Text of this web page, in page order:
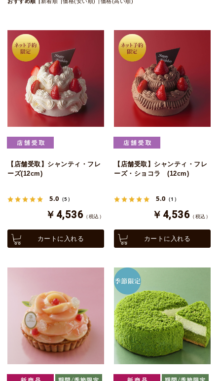
【店舗受取】シャンティ・フレ
ーズ(12cm)
5.0 （5）
￥4,536 （税込）
カートに入れる
【店舗受取】シャンティ・フレ
ーズ・ショコラ (12cm)
5.0 （1）
￥4,536 （税込）
カートに入れる